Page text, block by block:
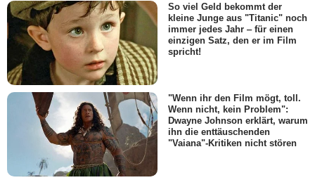
So viel Geld bekommt der
kleine Junge aus "Titanic" noch
immer jedes Jahr ‒ für einen
einzigen Satz, den er im Film
spricht!
"Wenn ihr den Film mögt, toll.
Wenn nicht, kein Problem":
Dwayne Johnson erklärt, warum
ihn die enttäuschenden
"Vaiana"-Kritiken nicht stören